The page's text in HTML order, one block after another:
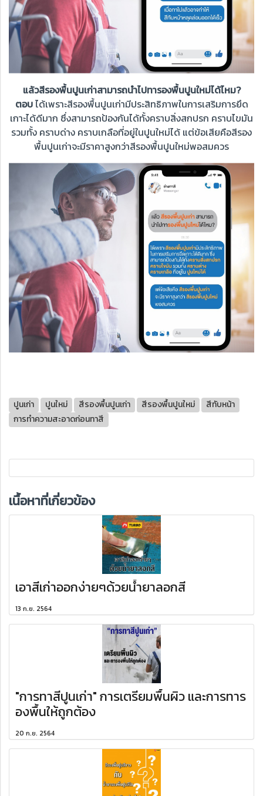
แล้วสีรองพื้นปูนเก่าสามารถนำไปทารองพื้นปูนใหม่ได้ไหม?
ตอบได้เพราะสีรองพื้นปูนเก่ามีประสิทธิภาพในการเสริมการยึด
เกาะได้ดีมาก ซึ่งสามารถป้องกันได้ทั้งคราบสิ่งสกปรก คราบไขมัน
รวมทั้ง คราบด่าง คราบเกลือที่อยู่ในปูนใหม่ได้ แต่ข้อเสียคือสีรอง
พื้นปูนเก่าจะมีราคาสูงกว่าสีรองพื้นปูนใหม่พอสมควร
ปูนเก่า ปูนใหม่ สีรองพื้นปูนเก่า สีรองพื้นปูนใหม่
สีทับหน้า
การทำความสะอาดก่อนทาสี
เนื้อหาที่เกี่ยวข้อง
เอาสีเก่าออกง่ายๆด้วยน้ำยาลอกสี
13 ก.ย. 2564
"การทาสีปูนเก่า" การเตรียมพื้นผิว และการทาร
องพื้นให้ถูกต้อง
20 ก.ย. 2564